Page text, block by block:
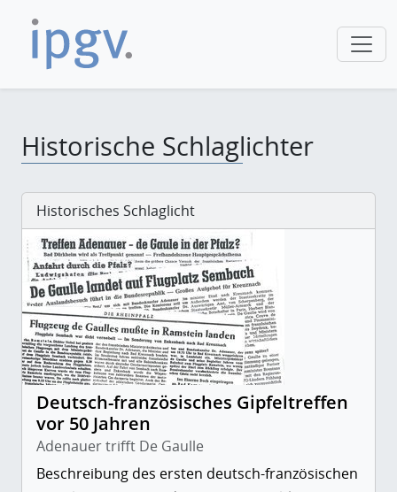
Historische Schlaglichter
Historisches Schlaglicht
Deutsch-französisches Gipfeltreffen
vor 50 Jahren
Adenauer trifft De Gaulle
Beschreibung des ersten deutsch-französischen